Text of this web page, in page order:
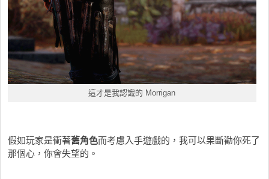
這才是我認識的 Morrigan
假如玩家是衝著舊角色而考慮入手遊戲的，我可以果斷勸你死了
那個心，你會失望的。